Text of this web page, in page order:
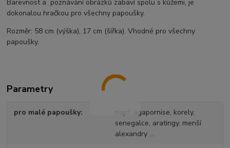
Barevnost a poznávání obrázků zabaví spolu s kůžemi, je
dokonalou hračkou pro všechny papoušky.
Rozměr: 58 cm (výška), 17 cm (šířka). Vhodné pro všechny
papoušky.
Parametry
pro malé papoušky
např. agapornise, korely,
senegalce, aratingy, menší
alexandry ...